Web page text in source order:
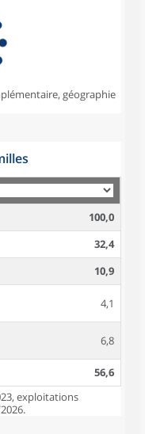
géographie
100,0
32,4
10,9
4,1
6,8
56,6
exploitations